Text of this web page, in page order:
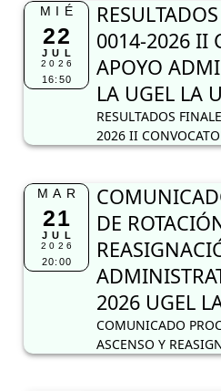
MIÉ
22
JUL
2026
16:50
0014-2026 II
APOYO
LA UGEL LA
RESULTADOS
2026 II
MAR
21
JUL
2026
20:00
DE
2026 UGEL
COMUNICADO
ASCENSO Y